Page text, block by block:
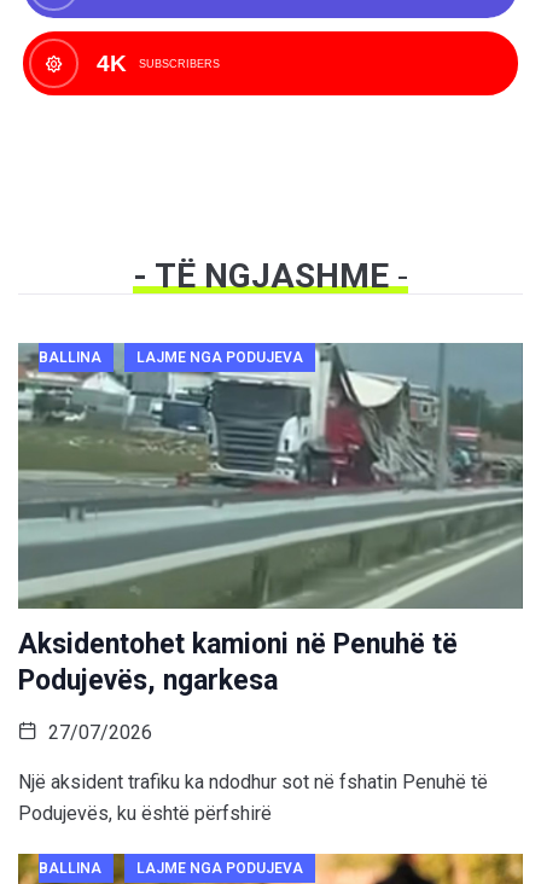
4K SUBSCRIBERS
- TË NGJASHME-
BALLINA LAJME NGA PODUJEVA
Aksidentohet kamioni në Penuhë të
Podujevës, ngarkesa
27/07/2026
Një aksident trafiku ka ndodhur sot në fshatin Penuhë të
Podujevës, ku është përfshirë
BALLINA LAJME NGA PODUJEVA